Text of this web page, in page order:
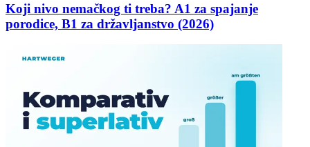
Koji nivo nemačkog ti treba? A1 za spajanje
porodice, B1 za državljanstvo (2026)